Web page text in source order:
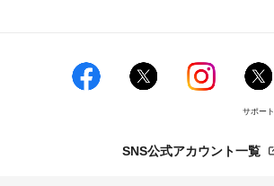
サポート
SNS公式アカウント一覧